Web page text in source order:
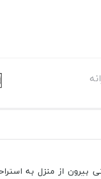
از منزل به